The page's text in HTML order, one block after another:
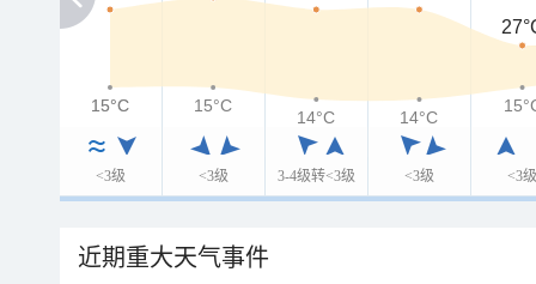
<3级 <3级 3-4级转<3级 <3级 <3级
15°C
15°C 15°C
14°C 14°C
近期重大天气事件